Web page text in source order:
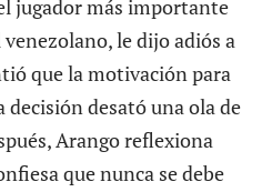
jugador más importante
le dijo adiós a
que la motivación para
decisión desató una ola de
Arango reflexiona
que nunca se debe